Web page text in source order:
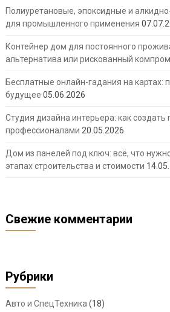
Полиуретановые, эпоксидные и
для промышленного применения
Контейнер дом для постоянного
альтернатива или рискованный
Бесплатные онлайн-гадания на картах:
будущее 05.06.2026
Студия дизайна интерьера: как создать
профессионалами 20.05.2026
Дом из панелей под ключ: всё, что
этапах строительства и стоимости
Свежие комментарии
Рубрики
Авто и СпецТехника (18)